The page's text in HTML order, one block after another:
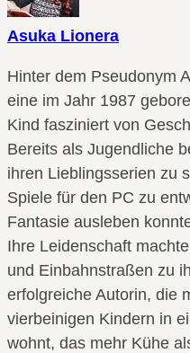
Asuka Lionera
Hinter dem Pseudonym
eine im Jahr 1987
Kind fasziniert von
Bereits als Jugendliche
ihren Lieblingsserien zu
Spiele für den PC zu
Fantasie ausleben
Ihre Leidenschaft
und Einbahnstraßen zu
erfolgreiche Autorin, die
vierbeinigen Kindern in
wohnt, das mehr Kühe